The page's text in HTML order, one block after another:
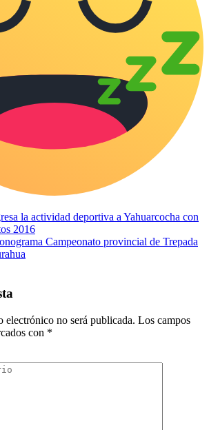
la actividad deportiva a Yahuarcocha con
2016
Campeonato provincial de Trepada
electrónico no será publicada. Los campos
con *